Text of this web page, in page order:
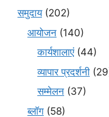
समुदाय(202)
आयोजन (140)
कार्यशालाएं(44)
व्यापार प्रदर्शनी
सम्मेलन (37)
ब्लॉग (58)